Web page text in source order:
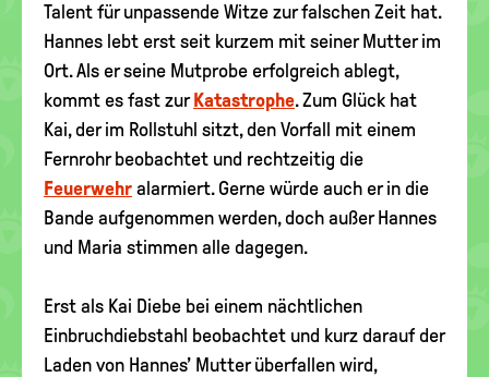
Talent für unpassende Witze zur falschen Zeit hat.
Hannes lebt erst seit kurzem mit seiner Mutter im
Ort. Als er seine Mutprobe erfolgreich ablegt,
kommt es fast zur Katastrophe. Zum Glück hat
Kai, der im Rollstuhl sitzt, den Vorfall mit einem
Fernrohr beobachtet und rechtzeitig die
Feuerwehr alarmiert. Gerne würde auch er in die
Bande aufgenommen werden, doch außer Hannes
und Maria stimmen alle dagegen.
Erst als Kai Diebe bei einem nächtlichen
Einbruchdiebstahl beobachtet und kurz darauf der
Laden von Hannes’ Mutter überfallen wird,